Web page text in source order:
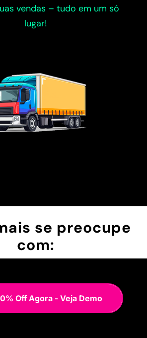
vendas – tudo em um só
lugar!
se preocupe
com:
Off Agora - Veja Demo